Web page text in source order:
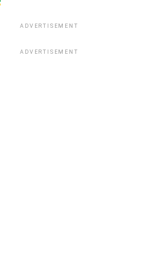
ADVERTISEMENT
ADVERTISEMENT